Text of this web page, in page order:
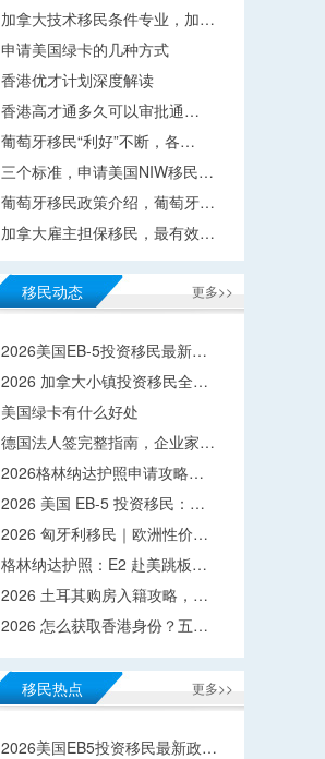
加拿大技术移民条件专业，加…
申请美国绿卡的几种方式
香港优才计划深度解读
香港高才通多久可以审批通…
葡萄牙移民“利好”不断，各…
三个标准，申请美国NIW移民…
葡萄牙移民政策介绍，葡萄牙…
加拿大雇主担保移民，最有效…
更多>>
移民动态
2026美国EB-5投资移民最新…
2026 加拿大小镇投资移民全…
美国绿卡有什么好处
德国法人签完整指南，企业家…
2026格林纳达护照申请攻略…
2026 美国 EB-5 投资移民：…
2026 匈牙利移民｜欧洲性价…
格林纳达护照：E2 赴美跳板…
2026 土耳其购房入籍攻略，…
2026 怎么获取香港身份？五…
更多>>
移民热点
2026美国EB5投资移民最新政…